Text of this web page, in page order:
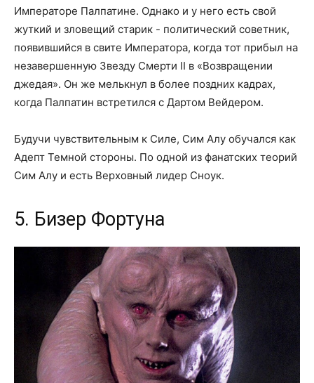
Императоре Палпатине. Однако и у него есть свой
жуткий и зловещий старик - политический советник,
появившийся в свите Императора, когда тот прибыл на
незавершенную Звезду Смерти II в «Возвращении
джедая». Он же мелькнул в более поздних кадрах,
когда Палпатин встретился с Дартом Вейдером.
Будучи чувствительным к Силе, Сим Алу обучался как
Адепт Темной стороны. По одной из фанатских теорий
Сим Алу и есть Верховный лидер Сноук.
5. Бизер Фортуна